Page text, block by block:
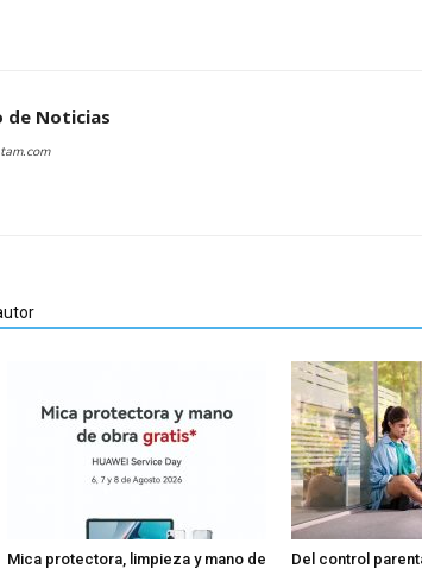
de Noticias
Mica protectora, limpieza y mano de
Del control